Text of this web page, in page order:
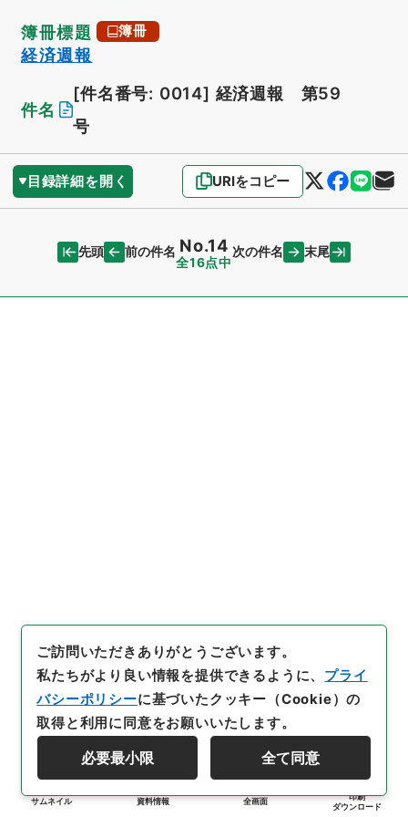
簿冊標題 簿冊
経済週報
件名
[件名番号: 0014] 経済週報 第59
号
目録詳細を開く URIをコピー
先頭 前の件名 No.14
全16点中
次の件名 末尾
サムネイル 資料情報 全画面
印刷
ダウンロード
ご訪問いただきありがとうございます。
私たちがより良い情報を提供できるように、 プライ
バシーポリシーに基づいたクッキー（Cookie）の
取得と利用に同意をお願いいたします。
必要最小限 全て同意